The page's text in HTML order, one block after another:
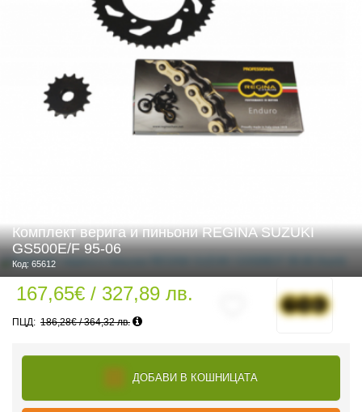
Комплект верига и пиньони REGINA SUZUKI
GS500E/F 95-06
Код: 65612
167,65€ / 327,89 лв.
186,28€ / 364,32 лв.
ДОБАВИ В КОШНИЦАТА